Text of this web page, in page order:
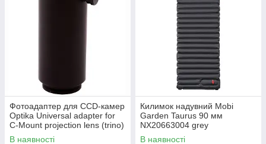
Фотоадаптер для CCD-камер
Optika Universal adapter for
C-Mount projection lens (trino)
(M-699)
В наявності
Килимок надувний Mobi
Garden Taurus 90 мм
NX20663004 grey
В наявності